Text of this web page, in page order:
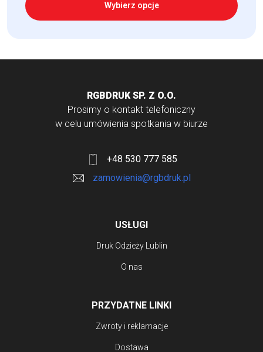
Wybierz opcje
RGBDRUK SP. Z O.O.
Prosimy o kontakt telefoniczny
w celu umówienia spotkania w biurze
+48 530 777 585
zamowienia@rgbdruk.pl
USŁUGI
Druk Odzieży Lublin
O nas
PRZYDATNE LINKI
Zwroty i reklamacje
Dostawa